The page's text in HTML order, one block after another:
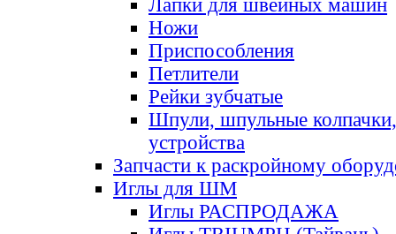
Лапки для швейных машин
Ножи
Приспособления
Петлители
Рейки зубчатые
Шпули, шпульные
устройства
Запчасти к раскройному
Иглы для ШМ
Иглы РАСПРОДАЖА